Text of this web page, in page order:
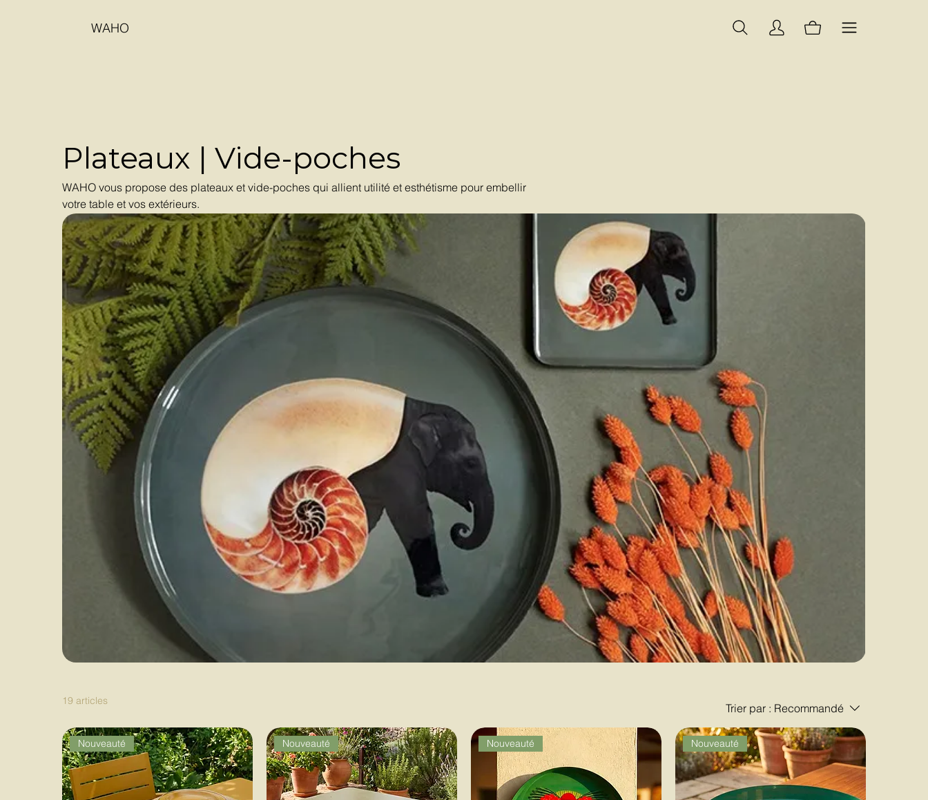
WAHO
Plateaux | Vide-poches
WAHO vous propose des plateaux et vide-poches qui allient utilité et esthétisme pour embellir
votre table et vos extérieurs.
19 articles
Trier par : Recommandé
Nouveauté Nouveauté Nouveauté Nouveauté